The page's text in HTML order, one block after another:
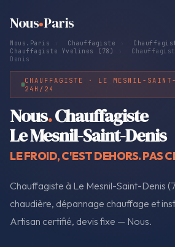
Nous Paris
Nous.Paris Chauffagiste
Chauffagiste Yvelines (78)
Denis
CHAUFFAGISTE · LE MESNIL-
24H/24
Nous.Chauffagiste
Le Mesnil-Saint-Denis
LE FROID, C'EST DEHORS. PAS
Chauffagiste à Le Mesnil-Saint-Denis
chaudière, dépannage chauffage et
Artisan certifié, devis fixe — Nous.